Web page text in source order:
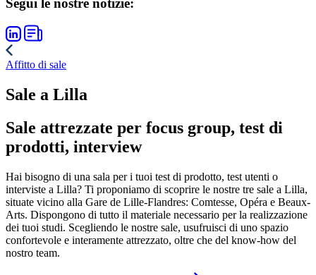
Segui le nostre notizie:
Affitto di sale
Sale a Lilla
Sale attrezzate per focus group, test di
prodotti, interview
Hai bisogno di una sala per i tuoi test di prodotto, test utenti o
interviste a Lilla? Ti proponiamo di scoprire le nostre tre sale a Lilla,
situate vicino alla Gare de Lille-Flandres: Comtesse, Opéra e Beaux-
Arts. Dispongono di tutto il materiale necessario per la realizzazione
dei tuoi studi. Scegliendo le nostre sale, usufruisci di uno spazio
confortevole e interamente attrezzato, oltre che del know-how del
nostro team.